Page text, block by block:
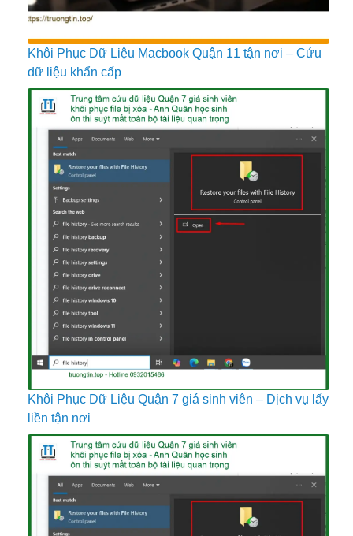
Khôi Phục Dữ Liệu Macbook Quận 11 tận nơi – Cứu
dữ liệu khẩn cấp
Khôi Phục Dữ Liệu Quận 7 giá sinh viên – Dịch vụ lấy
liền tận nơi